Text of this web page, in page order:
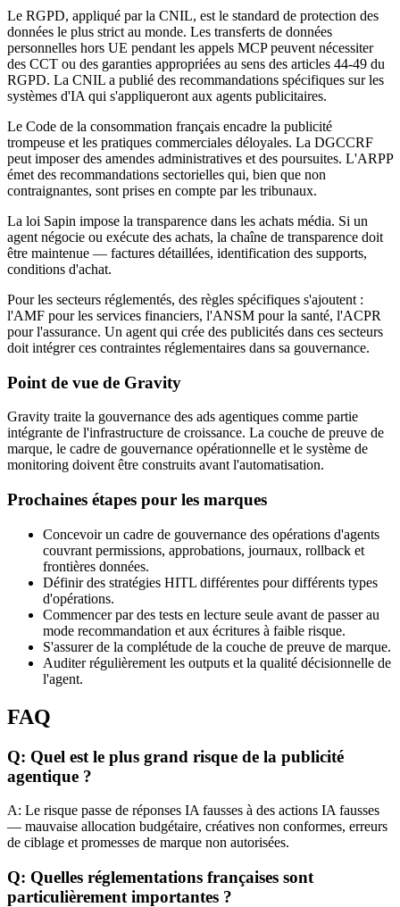
Le RGPD, appliqué par la CNIL, est le standard de protection des
données le plus strict au monde. Les transferts de données
personnelles hors UE pendant les appels MCP peuvent nécessiter
des CCT ou des garanties appropriées au sens des articles 44-49 du
RGPD. La CNIL a publié des recommandations spécifiques sur les
systèmes d'IA qui s'appliqueront aux agents publicitaires.
Le Code de la consommation français encadre la publicité
trompeuse et les pratiques commerciales déloyales. La DGCCRF
peut imposer des amendes administratives et des poursuites. L'ARPP
émet des recommandations sectorielles qui, bien que non
contraignantes, sont prises en compte par les tribunaux.
La loi Sapin impose la transparence dans les achats média. Si un
agent négocie ou exécute des achats, la chaîne de transparence doit
être maintenue — factures détaillées, identification des supports,
conditions d'achat.
Pour les secteurs réglementés, des règles spécifiques s'ajoutent :
l'AMF pour les services financiers, l'ANSM pour la santé, l'ACPR
pour l'assurance. Un agent qui crée des publicités dans ces secteurs
doit intégrer ces contraintes réglementaires dans sa gouvernance.
Point de vue de Gravity
Gravity traite la gouvernance des ads agentiques comme partie
intégrante de l'infrastructure de croissance. La couche de preuve de
marque, le cadre de gouvernance opérationnelle et le système de
monitoring doivent être construits avant l'automatisation.
Prochaines étapes pour les marques
Concevoir un cadre de gouvernance des opérations d'agents
couvrant permissions, approbations, journaux, rollback et
frontières données.
Définir des stratégies HITL différentes pour différents types
d'opérations.
Commencer par des tests en lecture seule avant de passer au
mode recommandation et aux écritures à faible risque.
S'assurer de la complétude de la couche de preuve de marque.
Auditer régulièrement les outputs et la qualité décisionnelle de
l'agent.
FAQ
Q: Quel est le plus grand risque de la publicité
agentique ?
A: Le risque passe de réponses IA fausses à des actions IA fausses
— mauvaise allocation budgétaire, créatives non conformes, erreurs
de ciblage et promesses de marque non autorisées.
Q: Quelles réglementations françaises sont
particulièrement importantes ?